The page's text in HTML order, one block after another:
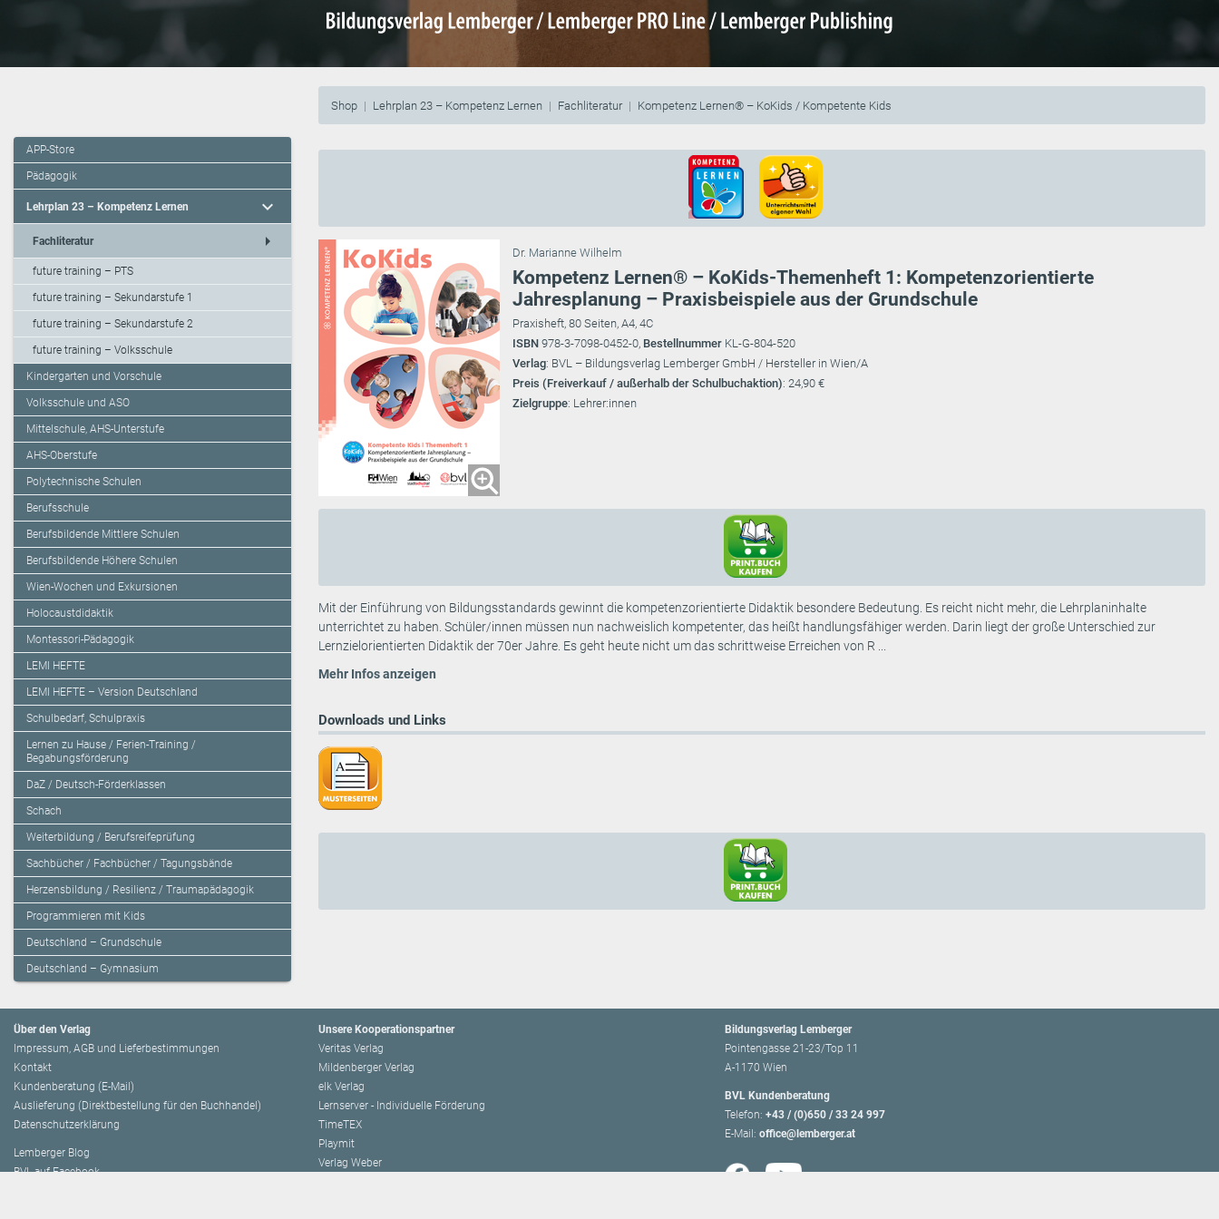
Shop Lehrplan 23 – Kompetenz Lernen Fachliteratur Kompetenz Lernen® – KoKids / Kompetente Kids
APP-Store
Pädagogik
Lehrplan 23 – Kompetenz Lernen expand_more
Fachliteratur arrow_right
future training – PTS
future training – Sekundarstufe 1
future training – Sekundarstufe 2
future training – Volksschule
Kindergarten und Vorschule
Volksschule und ASO
Mittelschule, AHS-Unterstufe
AHS-Oberstufe
Polytechnische Schulen
Berufsschule
Berufsbildende Mittlere Schulen
Berufsbildende Höhere Schulen
Wien-Wochen und Exkursionen
Holocaustdidaktik
Montessori-Pädagogik
LEMI HEFTE
LEMI HEFTE – Version Deutschland
Schulbedarf, Schulpraxis
Lernen zu Hause / Ferien-Training /
Begabungsförderung
DaZ / Deutsch-Förderklassen
Schach
Weiterbildung / Berufsreifeprüfung
Sachbücher / Fachbücher / Tagungsbände
Herzensbildung / Resilienz / Traumapädagogik
Programmieren mit Kids
Deutschland – Grundschule
Deutschland – Gymnasium
Dr. Marianne Wilhelm
Kompetenz Lernen® – KoKids-Themenheft 1: Kompetenzorientierte
Jahresplanung – Praxisbeispiele aus der Grundschule
Praxisheft, 80 Seiten, A4, 4C
ISBN 978-3-7098-0452-0, Bestellnummer KL-G-804-520
Verlag: BVL – Bildungsverlag Lemberger GmbH / Hersteller in Wien/A
Preis (Freiverkauf / außerhalb der Schulbuchaktion): 24,90 €
Zielgruppe: Lehrer:innen
Mit der Einführung von Bildungsstandards gewinnt die kompetenzorientierte Didaktik besondere Bedeutung. Es reicht nicht mehr, die Lehrplaninhalte
unterrichtet zu haben. Schüler/innen müssen nun nachweislich kompetenter, das heißt handlungsfähiger werden. Darin liegt der große Unterschied zur
Lernzielorientierten Didaktik der 70er Jahre. Es geht heute nicht um das schrittweise Erreichen von R ...
Mehr Infos anzeigen
Downloads und Links
Über den Verlag
Impressum, AGB und Lieferbestimmungen
Kontakt
Kundenberatung (E-Mail)
Auslieferung (Direktbestellung für den Buchhandel)
Datenschutzerklärung
Lemberger Blog
BVL auf Facebook
Unsere Kooperationspartner
Veritas Verlag
Mildenberger Verlag
elk Verlag
Lernserver - Individuelle Förderung
TimeTEX
Playmit
Verlag Weber
Bildungsverlag Lemberger
Pointengasse 21-23/Top 11
A-1170 Wien
BVL Kundenberatung
Telefon: +43 / (0)650 / 33 24 997
E-Mail: office@lemberger.at